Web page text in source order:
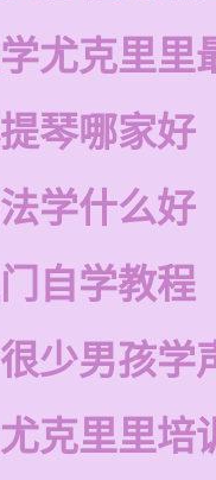
尤克里里
琴哪家好
学什么好
自学教程
少男孩学
克里里培